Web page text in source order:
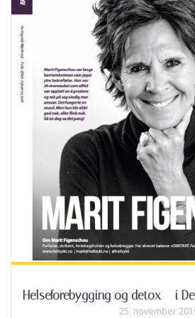
Helseforebygging og detox – i
25. november